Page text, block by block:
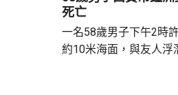
死亡
一名58歲男子下午2時
約10米海面，與友人浮